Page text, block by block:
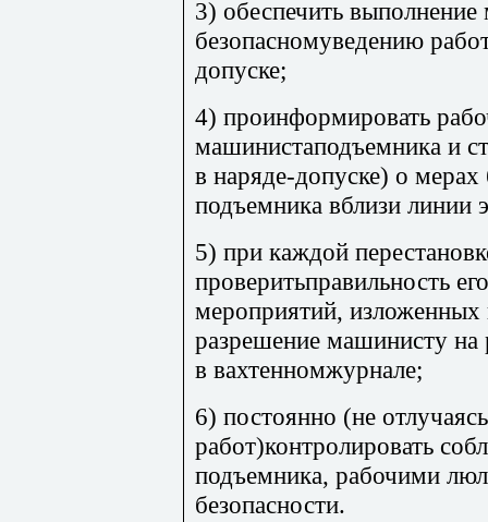
3) обеспечить
безопасномуведению
допуске;
4) проинформировать
машинистаподъемника и
в наряде-допуске) о мерах
подъемника вблизи линии
5) при каждой
проверитьправильность
мероприятий, изложенных
разрешение машинисту на
в вахтенномжурнале;
6) постоянно (не
работ)контролировать
подъемника, рабочими
безопасности.